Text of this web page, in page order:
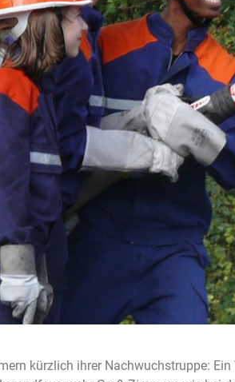
kürzlich ihrer Nachwuchstruppe: